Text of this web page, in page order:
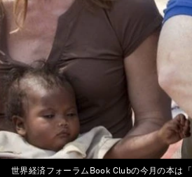
世界経済フォーラムBook Clubの今月の本は